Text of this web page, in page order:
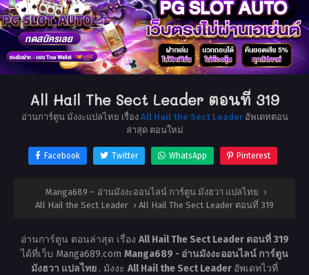
All Hail The Sect Leader ตอนที่ 319
อ่านการ์ตูน มังงะแปลไทย เรื่อง All Hail the Sect Leaderอัพเดทตอน
ล่าสุด ตอนใหม่
Facebook Twitter WhatsApp Pinterest
Manga689 – อ่านมังงะออนไลน์ การ์ตูน มังฮวา แปลไทย ›
All Hail the Sect Leader › All Hail The Sect Leader ตอนที่ 319
อ่านการ์ตูน ตอนล่าสุด เรื่อง All Hail The Sect Leader ตอนที่ 319
ได้ที่เว็บ Manga689.com Manga689 - อ่านมังงะออนไลน์ การ์ตูน
มังฮวา แปลไทย . มังงะ All Hail the Sect Leader อัพเดทไวที่